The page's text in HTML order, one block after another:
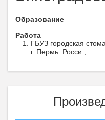
Образование
Работа
ГБУЗ городская
г. Пермь. Росси ,